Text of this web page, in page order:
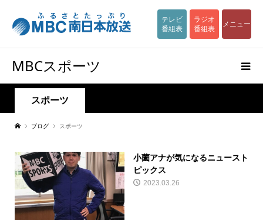
テレビ
番組表
ラジオ
番組表
メニュー
MBCスポーツ
スポーツ
ブログ スポーツ
小薗アナが気になるニュースト
ピックス
2023.03.26